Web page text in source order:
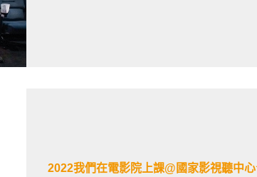
2022我們在電影院上課@國家影視聽中